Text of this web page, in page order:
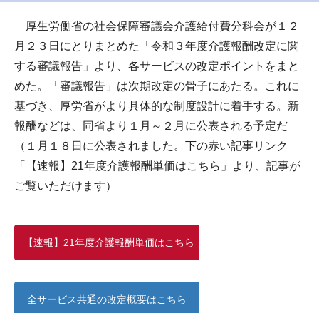
厚生労働省の社会保障審議会介護給付費分科会が１２
月２３日にとりまとめた「令和３年度介護報酬改定に関
する審議報告」より、各サービスの改定ポイントをまと
めた。「審議報告」は次期改定の骨子にあたる。これに
基づき、厚労省がより具体的な制度設計に着手する。新
報酬などは、同省より１月～２月に公表される予定だ
（１月１８日に公表されました。下の赤い記事リンク
「【速報】21年度介護報酬単価はこちら」より、記事が
ご覧いただけます）
【速報】21年度介護報酬単価はこちら
全サービス共通の改定概要はこちら